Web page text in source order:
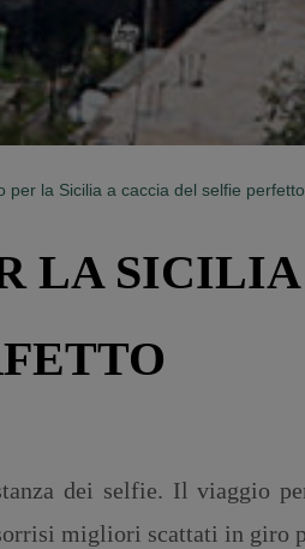
per la Sicilia a caccia del selfie perfetto
LA
dei selfie. Il viaggio
migliori scattati in giro